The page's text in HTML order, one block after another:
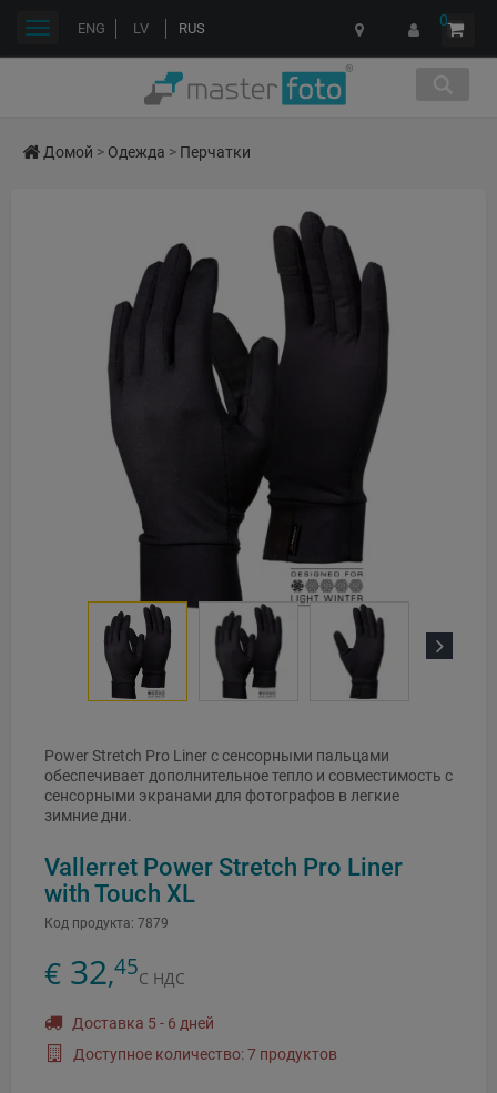
ENG LV RUS 0
Переключить
Домой > Одежда > Перчатки
Power Stretch Pro Liner с сенсорными пальцами
обеспечивает дополнительное тепло и совместимость с
сенсорными экранами для фотографов в легкие
зимние дни.
Vallerret Power Stretch Pro Liner
with Touch XL
Код продукта: 7879
€ 32,45С НДС
Доставка 5 - 6 дней
Доступное количество: 7 продуктов